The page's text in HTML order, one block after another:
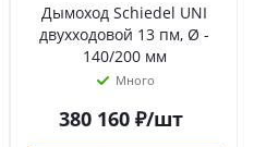
Дымоход Schiedel UNI
двухходовой 13 пм, Ø -
140/200 мм
Много
380 160₽/шт